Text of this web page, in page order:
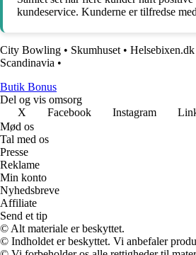
kundeservice. Kunderne er tilfredse
City Bowling • Skumhuset• Helsebixen.dk
Scandinavia •
Butik Bonus
Del og vis omsorg
X
Facebook Instagram
Mød os
Tal med os
Presse
Reklame
Min konto
Nyhedsbreve
Affiliate
Send et tip
© Alt materiale er beskyttet.
© Indholdet er beskyttet. Vi anbefaler